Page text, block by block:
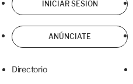
INICIAR SESIÓN
ANÚNCIATE
Directorio